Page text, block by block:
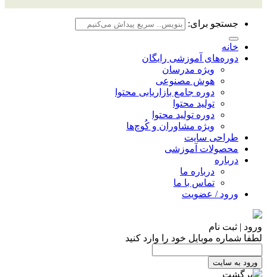
جستجو برای:
خانه
دوره‌های آموزشی رایگان
ویژه مدرسان
هوش مصنوعی
دوره جامع بازاریابی محتوا
تولید محتوا
دوره تولید محتوا
ویژه مشاوران و کُوچ‌ها
طراحی سایت
محصولات آموزشی
درباره
درباره ما
تماس با ما
ورود / عضویت
ورود | ثبت نام
لطفا شماره موبایل خود را وارد کنید
ورود به سایت